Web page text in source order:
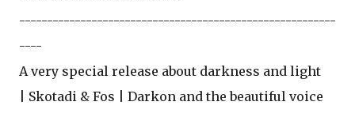
---------------------------------------------------------
----
A very special release about darkness and light
| Skotadi & Fos | Darkon and the beautiful voice